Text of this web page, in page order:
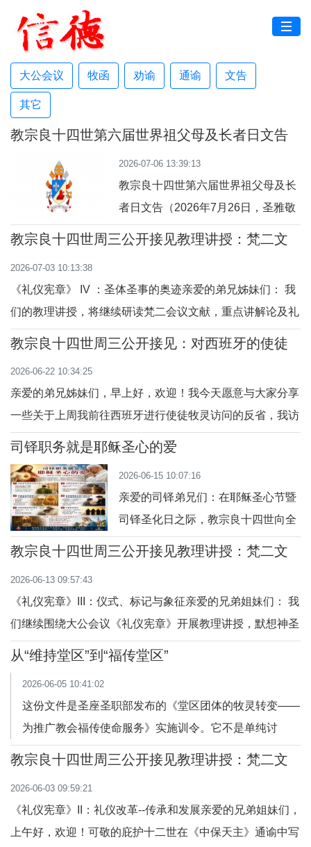
大公会议 牧函 劝谕 通谕 文告
其它
教宗良十四世第六届世界祖父母及长者日文告
2026-07-06 13:39:13
教宗良十四世第六届世界祖父母及长
者日文告（2026年7月26日，圣雅敬
及圣安纳庆日）“我永远不会忘掉
的口，许诺祂永远都不会忘掉我们任
何一个人。祂向我们保证，祂已将我
们的面容刻在祂的掌心上（参阅：依
对子女的爱更为
教宗良十四世周三公开接见教理讲授：梵二文
2026-07-03 10:13:38
《礼仪宪章》 IV ：圣体圣事的奥迹亲爱的弟兄姊妹们： 我
们的教理讲授，将继续研读梵二会议文献，重点讲解论及礼
仪的《礼仪宪章》（SC）。圣奥斯定曾向新受洗者阐释基
文：“现在你们是基督的身体，各自都是肢体。”（格前
12:27）他继而说道：“你们所领受的，正是属
教宗良十四世周三公开接见：​对西班牙的使徒
2026-06-22 10:34:25
亲爱的弟兄姊妹们，早上好，欢迎！我今天愿意与大家分享
一些关于上周我前往西班牙进行使徒牧灵访问的反省，我访
问了马德里、巴塞罗那、蒙特塞拉特修院和加那利群岛。继
极其丰富天主教传统的欧洲国家。显而易见，在经历了重大
社会和文化变革的今日西班牙，教宗所到之处
司铎职务就是耶稣圣心的爱
2026-06-15 10:07:16
亲爱的司铎弟兄们：在耶稣圣心节暨
司铎圣化日之际，教宗良十四世向全
世界司铎发表了一篇简短却十分深刻
更像是一位父亲写给儿子的家书，一
位牧者写给牧者的肺腑之言。文告中
没有谈堂区发展，没有谈管理技巧，
到最根本的问
教宗良十四世周三公开接见教理讲授：梵二文
2026-06-13 09:57:43
《礼仪宪章》III：仪式、标记与象征亲爱的兄弟姐妹们： 我
们继续围绕大公会议《礼仪宪章》开展教理讲授，默想神圣
礼仪里三项根基要素：仪式、标记与象征。在礼仪运动宝贵
父们的教导中很活跃的真理：基督徒礼仪的仪式不仅是圣事
奥迹外在的表现、随意拼凑的礼节
从“维持堂区”到“福传堂区”
2026-06-05 10:41:02
这份文件是圣座圣职部发布的《堂区团体的牧灵转变——
为推广教会福传使命服务》实施训令。它不是单纯讨
论“如何管理堂区”，而是在回应一个更深的问题：今天的
当代教会关于“堂区更新”的重要文件之一。它既有神学精
神，也有实际操作层面的指导。下面用较通俗、牧灵性
教宗良十四世周三公开接见教理讲授：梵二文
2026-06-03 09:59:21
《礼仪宪章》II：礼仪改革--传承和发展亲爱的兄弟姐妹们，
上午好，欢迎！可敬的庇护十二世在《中保天主》通谕中写